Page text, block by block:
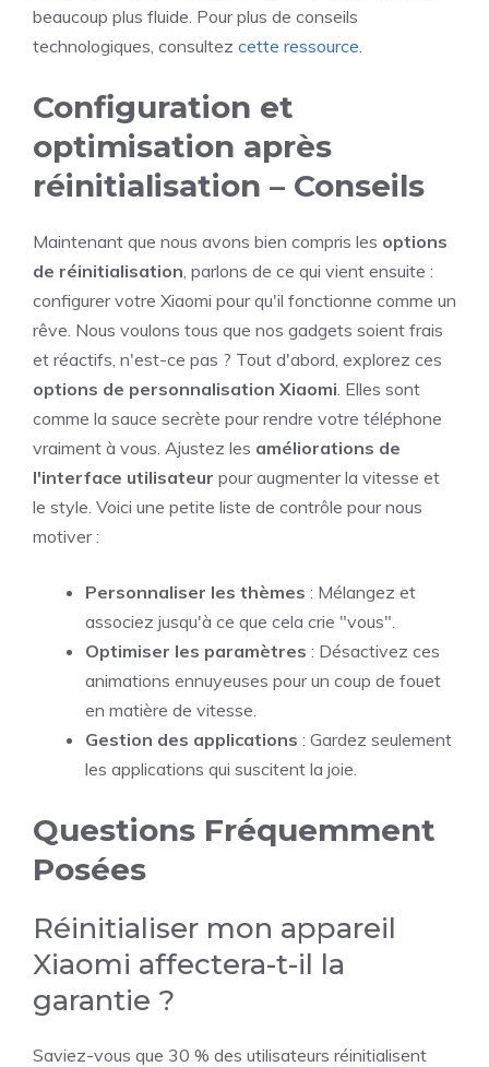
beaucoup plus fluide. Pour plus de conseils
technologiques, consultez cette ressource.
Configuration et
optimisation après
réinitialisation – Conseils
Maintenant que nous avons bien compris les options
de réinitialisation, parlons de ce qui vient ensuite :
configurer votre Xiaomi pour qu'il fonctionne comme un
rêve. Nous voulons tous que nos gadgets soient frais
et réactifs, n'est-ce pas ? Tout d'abord, explorez ces
options de personnalisation Xiaomi. Elles sont
comme la sauce secrète pour rendre votre téléphone
vraiment à vous. Ajustez les améliorations de
l'interface utilisateur pour augmenter la vitesse et
le style. Voici une petite liste de contrôle pour nous
motiver :
Personnaliser les thèmes : Mélangez et
associez jusqu'à ce que cela crie "vous".
Optimiser les paramètres : Désactivez ces
animations ennuyeuses pour un coup de fouet
en matière de vitesse.
Gestion des applications : Gardez seulement
les applications qui suscitent la joie.
Questions Fréquemment
Posées
Réinitialiser mon appareil
Xiaomi affectera-t-il la
garantie ?
Saviez-vous que 30 % des utilisateurs réinitialisent